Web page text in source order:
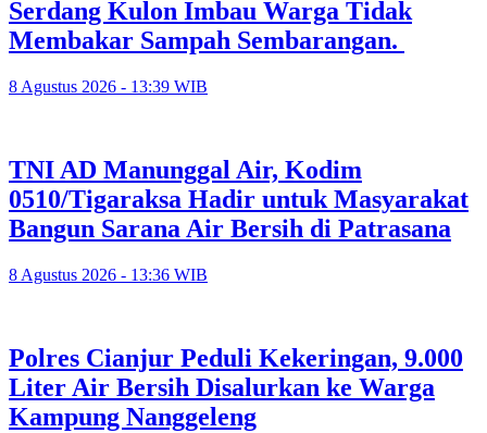
Serdang Kulon Imbau Warga Tidak
Membakar Sampah Sembarangan.
8 Agustus 2026 - 13:39 WIB
TNI AD Manunggal Air, Kodim
0510/Tigaraksa Hadir untuk Masyarakat
Bangun Sarana Air Bersih di Patrasana
8 Agustus 2026 - 13:36 WIB
Polres Cianjur Peduli Kekeringan, 9.000
Liter Air Bersih Disalurkan ke Warga
Kampung Nanggeleng